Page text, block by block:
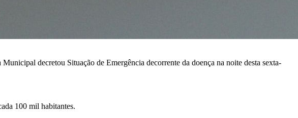
decretou Situação de Emergência decorrente da doença na noite desta sexta-
100 mil habitantes.